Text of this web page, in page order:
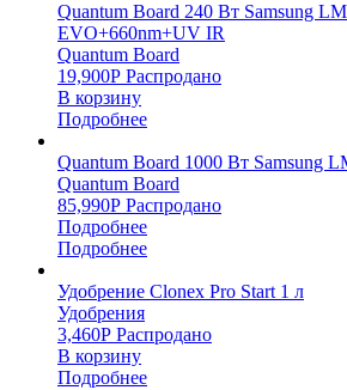
Quantum Board 240 Вт Samsung
EVO+660nm+UV IR
Quantum Board
19,900Р Распродано
В корзину
Подробнее
Quantum Board 1000 Вт Samsung
Quantum Board
85,990Р Распродано
Подробнее
Подробнее
Удобрение Clonex Pro Start 1 л
Удобрения
3,460Р Распродано
В корзину
Подробнее